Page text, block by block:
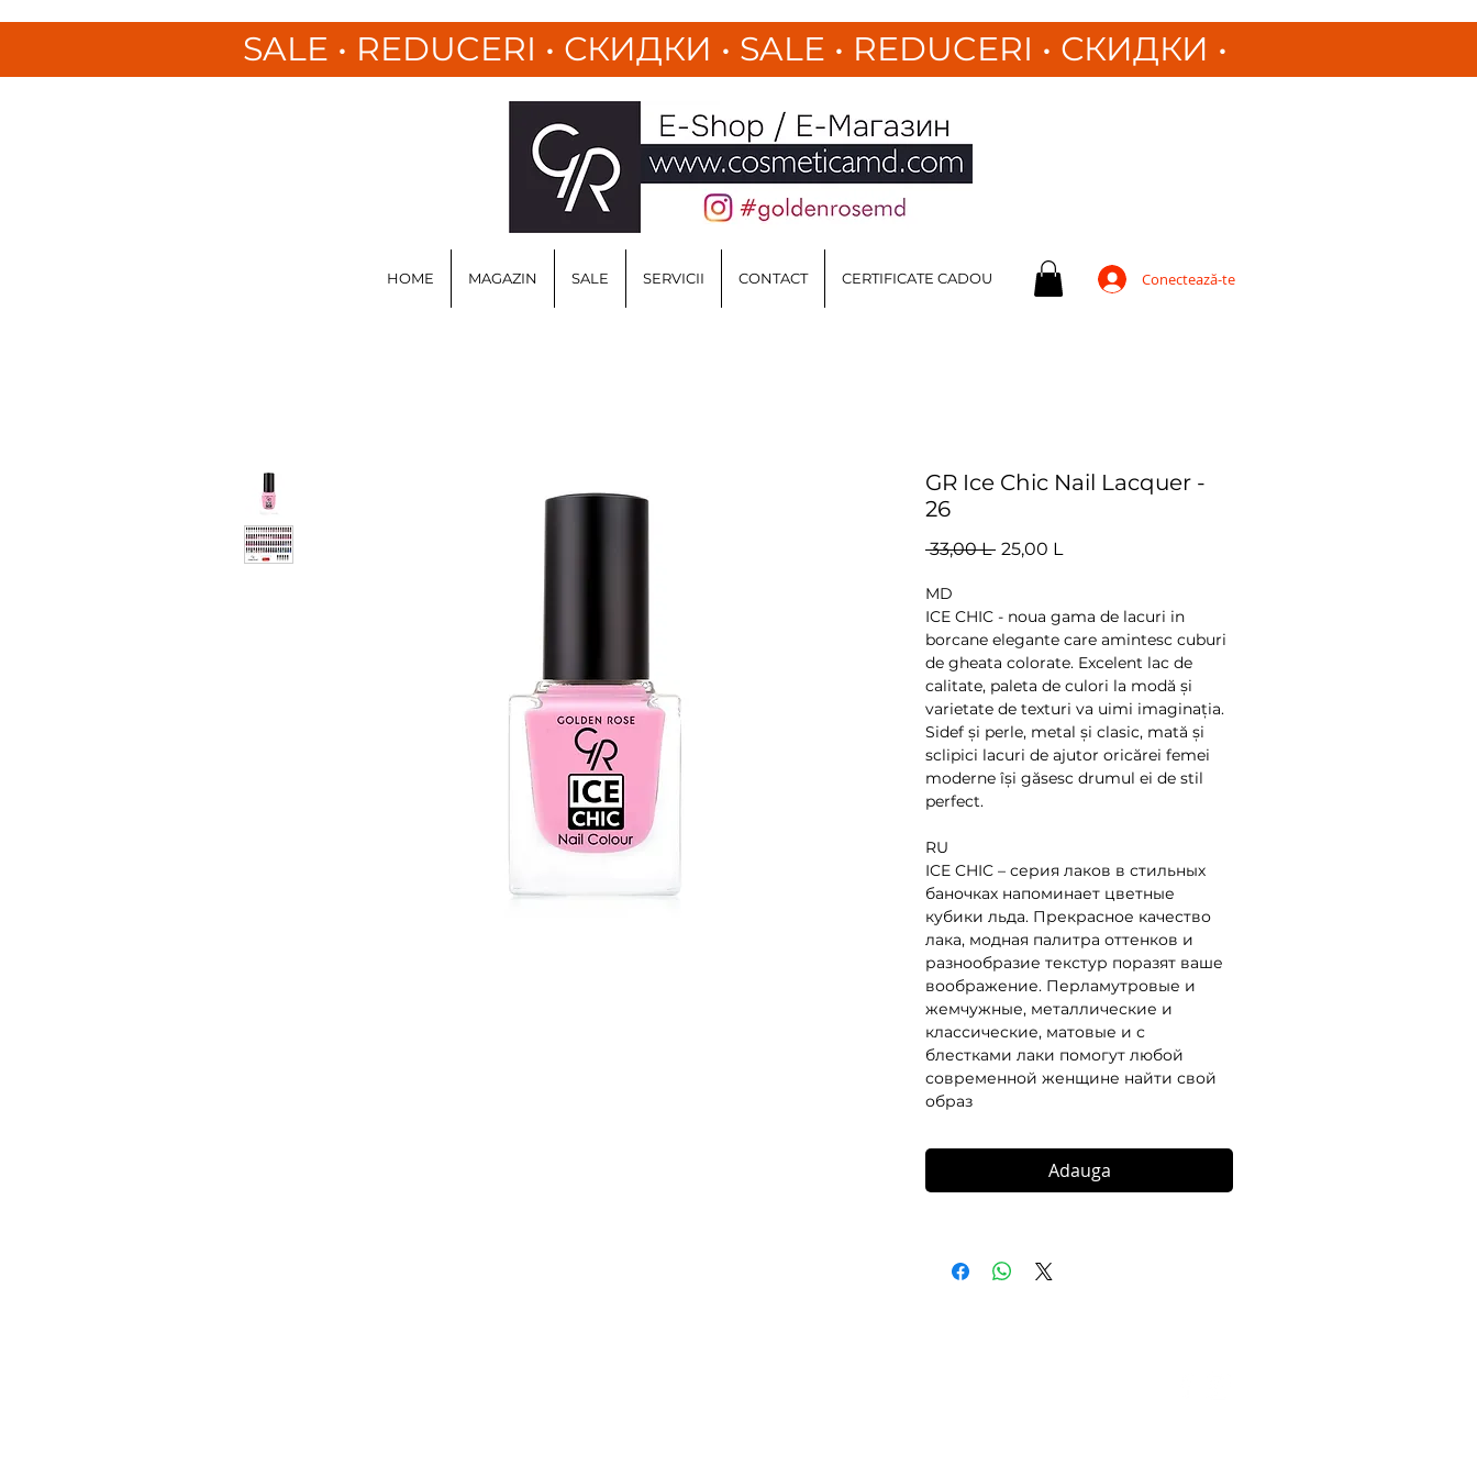
SALE • REDUCERI • СКИДКИ • SALE • REDUCERI • СКИДКИ •
HOME MAGAZIN SALE SERVICII CONTACT CERTIFICATE CADOU Conectează-te
GR Ice Chic Nail Lacquer -
26
33,00 L Preț
25,00 L
MD
ICE CHIC - noua gama de lacuri in
borcane elegante care amintesc cuburi
de gheata colorate. Excelent lac de
calitate, paleta de culori la modă și
varietate de texturi va uimi imaginația.
Sidef și perle, metal și clasic, mată și
sclipici lacuri de ajutor oricărei femei
moderne își găsesc drumul ei de stil
perfect.
RU
ICE CHIC – серия лаков в стильных
баночках напоминает цветные
кубики льда. Прекрасное качество
лака, модная палитра оттенков и
разнообразие текстур поразят ваше
воображение. Перламутровые и
жемчужные, металлические и
классические, матовые и с
блестками лаки помогут любой
современной женщине найти свой
образ
Adauga